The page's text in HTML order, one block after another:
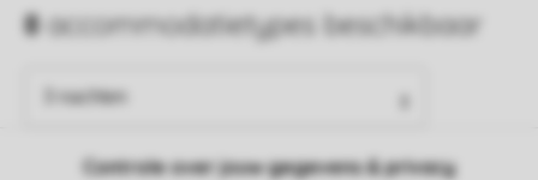
Controle over jouw gegevens & privacy